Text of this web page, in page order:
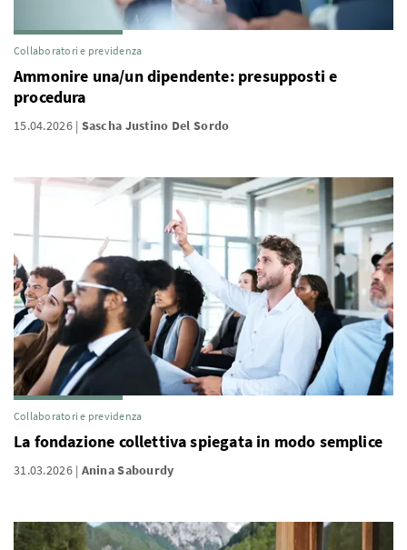
Collaboratori e previdenza
Ammonire una/un dipendente: presupposti e
procedura
15.04.2026 Sascha Justino Del Sordo
Collaboratori e previdenza
La fondazione collettiva spiegata in modo semplice
31.03.2026 Anina Sabourdy